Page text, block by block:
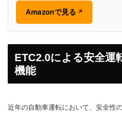
Amazonで見る ↗
ETC2.0による安全運
機能
近年の自動車運転において、安全性